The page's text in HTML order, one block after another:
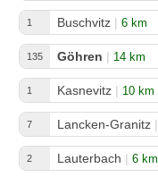
1 Buschvitz | 6 km
135 Göhren | 14 km
1 Kasnevitz | 10 km
7 Lancken-Granitz |
2 Lauterbach | 6 km